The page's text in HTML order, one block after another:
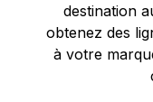
destination
obtenez des
à votre